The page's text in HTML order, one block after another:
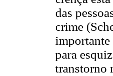
das
crime
importante
para
transtorno